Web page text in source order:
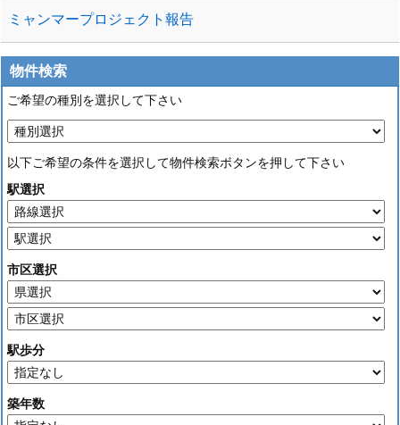
ミャンマープロジェクト報告
物件検索
ご希望の種別を選択して下さい
以下ご希望の条件を選択して物件検索ボタンを押して下さい
駅選択
市区選択
駅歩分
築年数